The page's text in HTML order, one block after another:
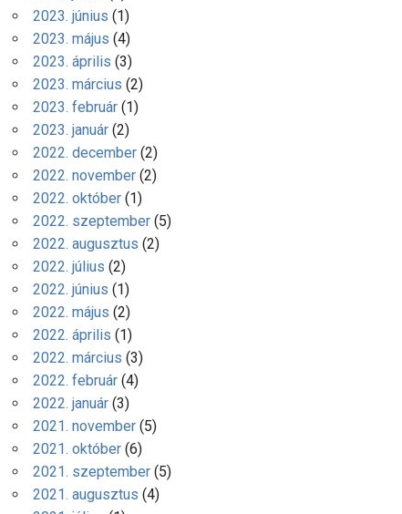
2023. június (1)
2023. május (4)
2023. április (3)
2023. március (2)
2023. február(1)
2023. január(2)
2022. december(2)
2022. november(2)
2022. október(1)
2022. szeptember(5)
2022. augusztus (2)
2022. július (2)
2022. június (1)
2022. május (2)
2022. április (1)
2022. március (3)
2022. február(4)
2022. január(3)
2021. november(5)
2021. október(6)
2021. szeptember(5)
2021. augusztus (4)